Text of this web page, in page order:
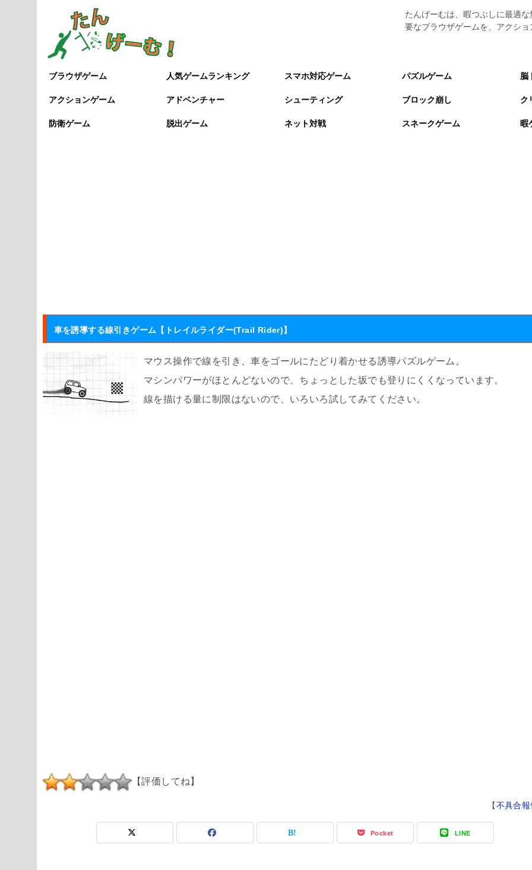
たんげーむは、暇つぶしに最適
要なブラウザゲームを、アクシ
ブラウザゲーム 人気ゲームランキング スマホ対応ゲーム パズルゲーム 脳
アクションゲーム アドベンチャー シューティング ブロック崩し ク
防衛ゲーム 脱出ゲーム ネット対戦 スネークゲーム 暇
車を誘導する線引きゲーム【トレイルライダー(Trail Rider)】
マウス操作で線を引き、車をゴールにたどり着かせる誘導パズルゲーム。
マシンパワーがほとんどないので、ちょっとした坂でも登りにくくなっています。
線を描ける量に制限はないので、いろいろ試してみてください。
【評価してね】
【不具合報
Pocket LINE